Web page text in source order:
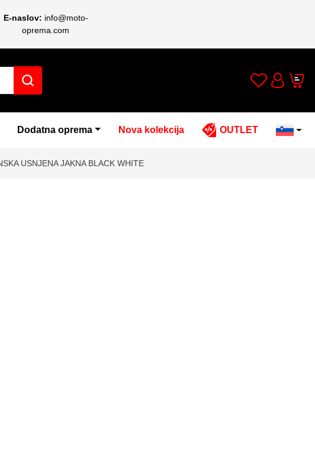
E-naslov: info@moto-
oprema.com
Wishlist
Cart
Dodatna oprema Nova kolekcija OUTLET
USNJENA JAKNA BLACK WHITE